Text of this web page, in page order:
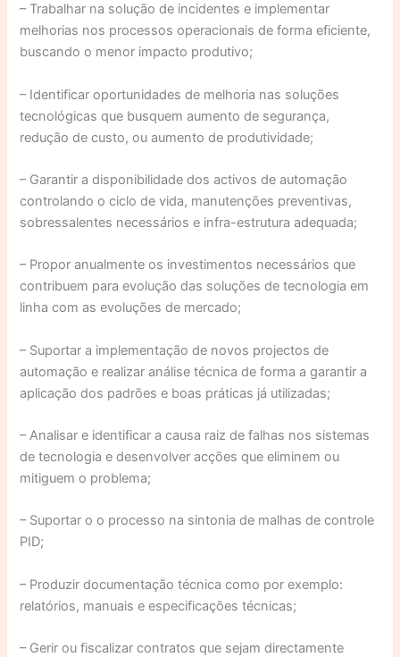
– Trabalhar na solução de incidentes e implementar
melhorias nos processos operacionais de forma eficiente,
buscando o menor impacto produtivo;
– Identificar oportunidades de melhoria nas soluções
tecnológicas que busquem aumento de segurança,
redução de custo, ou aumento de produtividade;
– Garantir a disponibilidade dos activos de automação
controlando o ciclo de vida, manutenções preventivas,
sobressalentes necessários e infra-estrutura adequada;
– Propor anualmente os investimentos necessários que
contribuem para evolução das soluções de tecnologia em
linha com as evoluções de mercado;
– Suportar a implementação de novos projectos de
automação e realizar análise técnica de forma a garantir a
aplicação dos padrões e boas práticas já utilizadas;
– Analisar e identificar a causa raiz de falhas nos sistemas
de tecnologia e desenvolver acções que eliminem ou
mitiguem o problema;
– Suportar o o processo na sintonia de malhas de controle
PID;
– Produzir documentação técnica como por exemplo:
relatórios, manuais e especificações técnicas;
– Gerir ou fiscalizar contratos que sejam directamente